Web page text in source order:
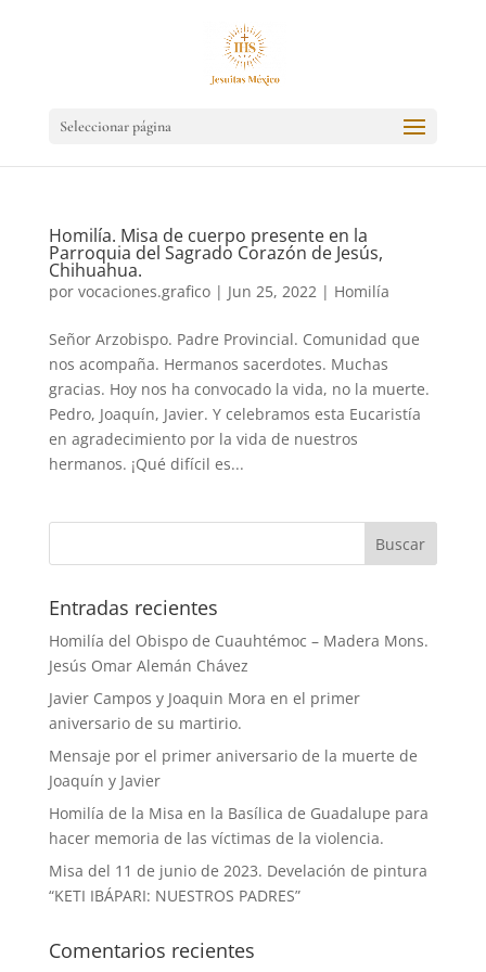
Seleccionar página
Homilía. Misa de cuerpo presente en la
Parroquia del Sagrado Corazón de Jesús,
Chihuahua.
por vocaciones.grafico| Jun 25, 2022| Homilía
Señor Arzobispo. Padre Provincial. Comunidad que
nos acompaña. Hermanos sacerdotes. Muchas
gracias. Hoy nos ha convocado la vida, no la muerte.
Pedro, Joaquín, Javier. Y celebramos esta Eucaristía
en agradecimiento por la vida de nuestros
hermanos. ¡Qué difícil es...
Entradas recientes
Homilía del Obispo de Cuauhtémoc – Madera Mons.
Jesús Omar Alemán Chávez
Javier Campos y Joaquin Mora en el primer
aniversario de su martirio.
Mensaje por el primer aniversario de la muerte de
Joaquín y Javier
Homilía de la Misa en la Basílica de Guadalupe para
hacer memoria de las víctimas de la violencia.
Misa del 11 de junio de 2023. Develación de pintura
“KETI IBÁPARI: NUESTROS PADRES”
Comentarios recientes